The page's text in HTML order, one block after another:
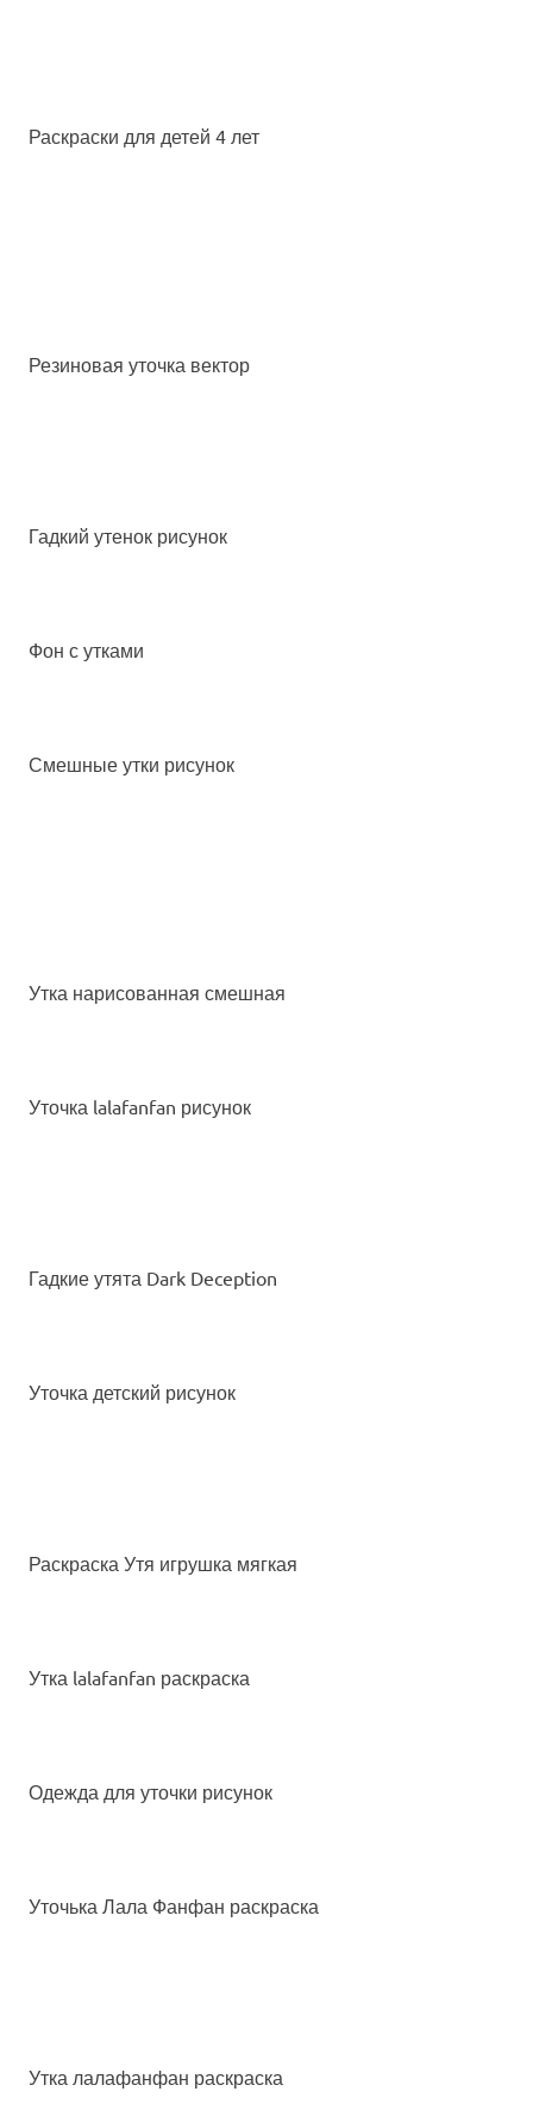
Раскраски для детей 4 лет
Резиновая уточка вектор
Гадкий утенок рисунок
Фон с утками
Смешные утки рисунок
Утка нарисованная смешная
Уточка lalafanfan рисунок
Гадкие утята Dark Deception
Уточка детский рисунок
Раскраска Утя игрушка мягкая
Утка lalafanfan раскраска
Одежда для уточки рисунок
Уточька Лала Фанфан раскраска
Утка лалафанфан раскраска